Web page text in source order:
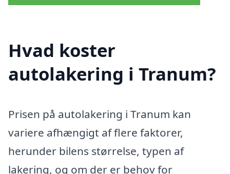
Hvad koster
autolakering i Tranum?
Prisen på autolakering i Tranum kan
variere afhængigt af flere faktorer,
herunder bilens størrelse, typen af
lakering, og om der er behov for